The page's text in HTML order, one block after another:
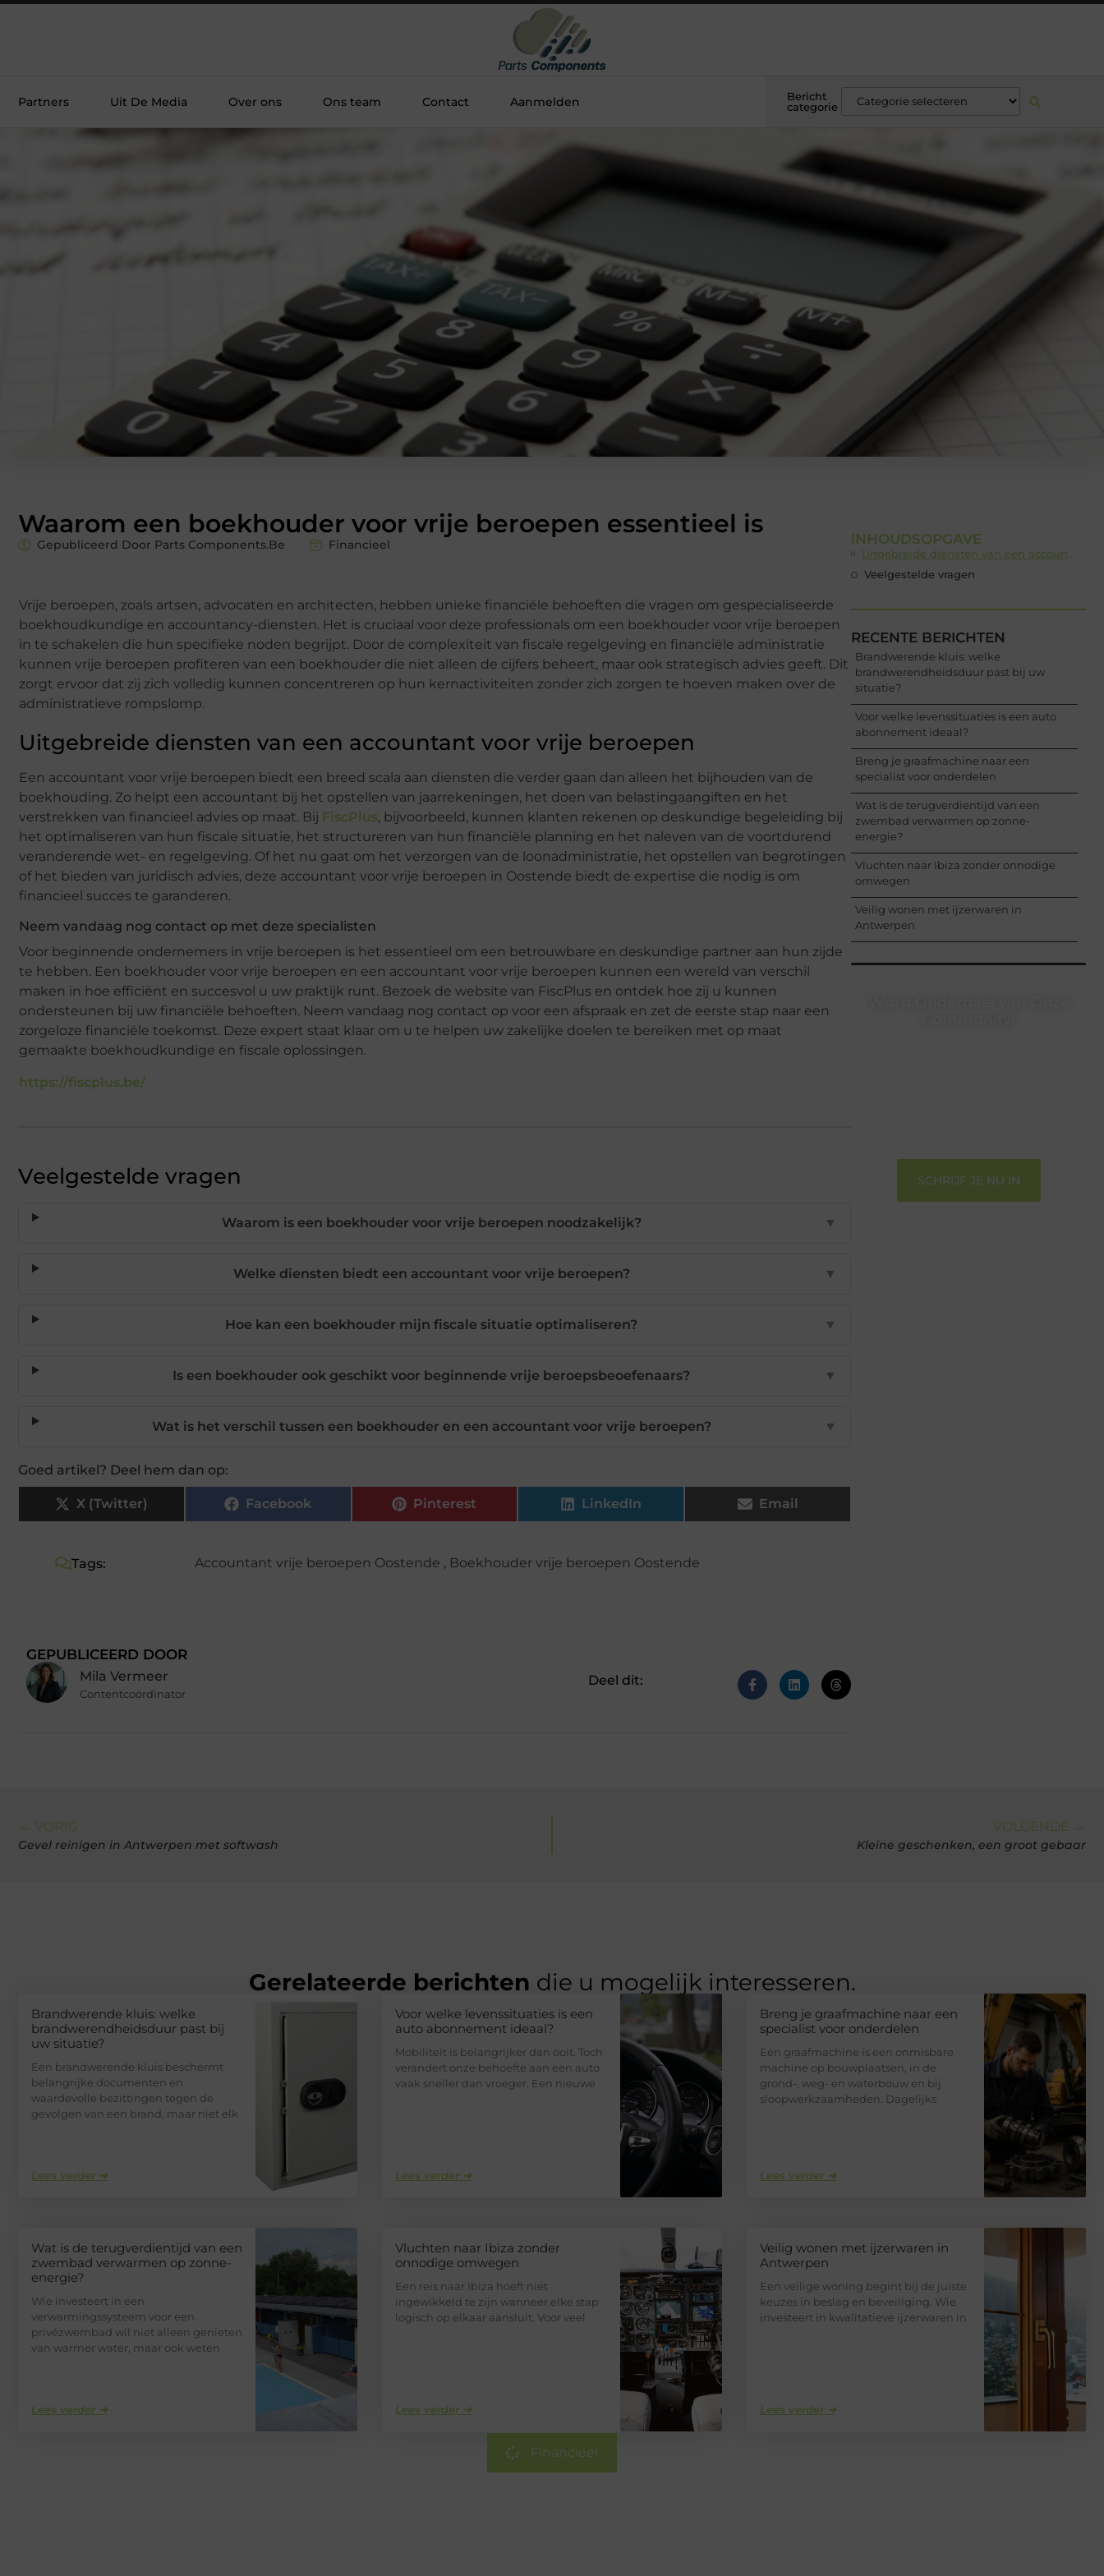
Partners Uit De Media Over ons Ons team Contact Aanmelden
Bericht
categorie
Waarom een boekhouder voor vrije beroepen essentieel is
Gepubliceerd Door Parts Components.Be Financieel
Vrije beroepen, zoals artsen, advocaten en architecten, hebben unieke financiële behoeften die vragen om gespecialiseerde
boekhoudkundige en accountancy-diensten. Het is cruciaal voor deze professionals om een boekhouder voor vrije beroepen
in te schakelen die hun specifieke noden begrijpt. Door de complexiteit van fiscale regelgeving en financiële administratie
kunnen vrije beroepen profiteren van een boekhouder die niet alleen de cijfers beheert, maar ook strategisch advies geeft. Dit
zorgt ervoor dat zij zich volledig kunnen concentreren op hun kernactiviteiten zonder zich zorgen te hoeven maken over de
administratieve rompslomp.
Uitgebreide diensten van een accountant voor vrije beroepen
Een accountant voor vrije beroepen biedt een breed scala aan diensten die verder gaan dan alleen het bijhouden van de
boekhouding. Zo helpt een accountant bij het opstellen van jaarrekeningen, het doen van belastingaangiften en het
verstrekken van financieel advies op maat. Bij FiscPlus, bijvoorbeeld, kunnen klanten rekenen op deskundige begeleiding bij
het optimaliseren van hun fiscale situatie, het structureren van hun financiële planning en het naleven van de voortdurend
veranderende wet- en regelgeving. Of het nu gaat om het verzorgen van de loonadministratie, het opstellen van begrotingen
of het bieden van juridisch advies, deze accountant voor vrije beroepen in Oostende biedt de expertise die nodig is om
financieel succes te garanderen.
Neem vandaag nog contact op met deze specialisten
Voor beginnende ondernemers in vrije beroepen is het essentieel om een betrouwbare en deskundige partner aan hun zijde
te hebben. Een boekhouder voor vrije beroepen en een accountant voor vrije beroepen kunnen een wereld van verschil
maken in hoe efficiënt en succesvol u uw praktijk runt. Bezoek de website van FiscPlus en ontdek hoe zij u kunnen
ondersteunen bij uw financiële behoeften. Neem vandaag nog contact op voor een afspraak en zet de eerste stap naar een
zorgeloze financiële toekomst. Deze expert staat klaar om u te helpen uw zakelijke doelen te bereiken met op maat
gemaakte boekhoudkundige en fiscale oplossingen.
https://fiscplus.be/
Veelgestelde vragen
Waarom is een boekhouder voor vrije beroepen noodzakelijk? ▼
Welke diensten biedt een accountant voor vrije beroepen? ▼
Hoe kan een boekhouder mijn fiscale situatie optimaliseren? ▼
Is een boekhouder ook geschikt voor beginnende vrije beroepsbeoefenaars? ▼
Wat is het verschil tussen een boekhouder en een accountant voor vrije beroepen? ▼
Goed artikel? Deel hem dan op:
X (Twitter) Facebook Pinterest LinkedIn Email
Tags: Accountant vrije beroepen Oostende , Boekhouder vrije beroepen Oostende
GEPUBLICEERD DOOR
Mila Vermeer
Contentcoördinator
Deel dit:
INHOUDSOPGAVE
Uitgebreide diensten van een accountant voor vrije beroepen
Veelgestelde vragen
RECENTE BERICHTEN
Brandwerende kluis: welke
brandwerendheidsduur past bij uw
situatie?
Voor welke levenssituaties is een auto
abonnement ideaal?
Breng je graafmachine naar een
specialist voor onderdelen
Wat is de terugverdientijd van een
zwembad verwarmen op zonne-
energie?
Vluchten naar Ibiza zonder onnodige
omwegen
Veilig wonen met ijzerwaren in
Antwerpen
SCHRIJF JE NU IN
← VORIG
Gevel reinigen in Antwerpen met softwash
VOLGENDE →
Kleine geschenken, een groot gebaar
Gerelateerde berichten die u mogelijk interesseren.
Brandwerende kluis: welke
brandwerendheidsduur past bij
uw situatie?
Een brandwerende kluis beschermt
belangrijke documenten en
waardevolle bezittingen tegen de
gevolgen van een brand, maar niet elk
Lees verder ➜
Voor welke levenssituaties is een
auto abonnement ideaal?
Mobiliteit is belangrijker dan ooit. Toch
verandert onze behoefte aan een auto
vaak sneller dan vroeger. Een nieuwe
Lees verder ➜
Breng je graafmachine naar een
specialist voor onderdelen
Een graafmachine is een onmisbare
machine op bouwplaatsen, in de
grond-, weg- en waterbouw en bij
sloopwerkzaamheden. Dagelijks
Lees verder ➜
Wat is de terugverdientijd van een
zwembad verwarmen op zonne-
energie?
Wie investeert in een
verwarmingssysteem voor een
privézwembad wil niet alleen genieten
van warmer water, maar ook weten
Lees verder ➜
Vluchten naar Ibiza zonder
onnodige omwegen
Een reis naar Ibiza hoeft niet
ingewikkeld te zijn wanneer elke stap
logisch op elkaar aansluit. Voor veel
Lees verder ➜
Veilig wonen met ijzerwaren in
Antwerpen
Een veilige woning begint bij de juiste
keuzes in beslag en beveiliging. Wie
investeert in kwalitatieve ijzerwaren in
Lees verder ➜
Financieel